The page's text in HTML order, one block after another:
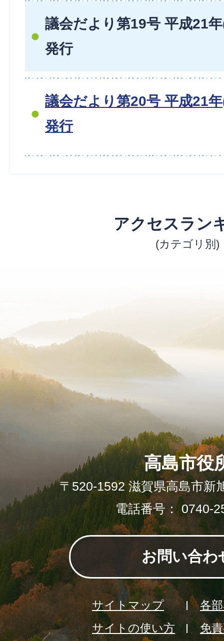
議会だより第19号 平成21
発行
議会だより第20号 平成21
発行
アクセスラン
(カテゴリ別)
高島市役
〒520-1592 滋賀県高島市新
電話番号： 0740-
お問い合わ
サイトマップ
各
サイトの使い方
免